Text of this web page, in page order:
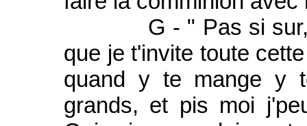
G - " Pas si sur, si
que je t'invite toute
quand y te mange y
grands, et pis moi